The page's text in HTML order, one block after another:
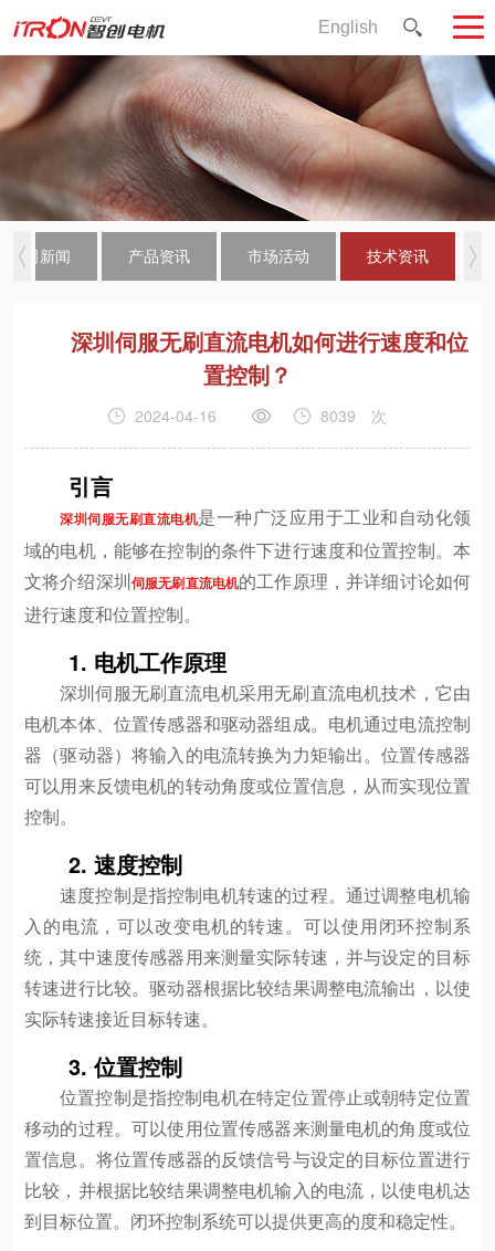
English
公司新闻 产品资讯 市场活动 技术资讯
深圳伺服无刷直流电机如何进行速度和位
置控制？
2024-04-16 8039 次
引言
深圳伺服无刷直流电机是一种广泛应用于工业和自动化领
域的电机，能够在控制的条件下进行速度和位置控制。本
文将介绍深圳伺服无刷直流电机的工作原理，并详细讨论如何
进行速度和位置控制。
1. 电机工作原理
深圳伺服无刷直流电机采用无刷直流电机技术，它由
电机本体、位置传感器和驱动器组成。电机通过电流控制
器（驱动器）将输入的电流转换为力矩输出。位置传感器
可以用来反馈电机的转动角度或位置信息，从而实现位置
控制。
2. 速度控制
速度控制是指控制电机转速的过程。通过调整电机输
入的电流，可以改变电机的转速。可以使用闭环控制系
统，其中速度传感器用来测量实际转速，并与设定的目标
转速进行比较。驱动器根据比较结果调整电流输出，以使
实际转速接近目标转速。
3. 位置控制
位置控制是指控制电机在特定位置停止或朝特定位置
移动的过程。可以使用位置传感器来测量电机的角度或位
置信息。将位置传感器的反馈信号与设定的目标位置进行
比较，并根据比较结果调整电机输入的电流，以使电机达
到目标位置。闭环控制系统可以提供更高的度和稳定性。